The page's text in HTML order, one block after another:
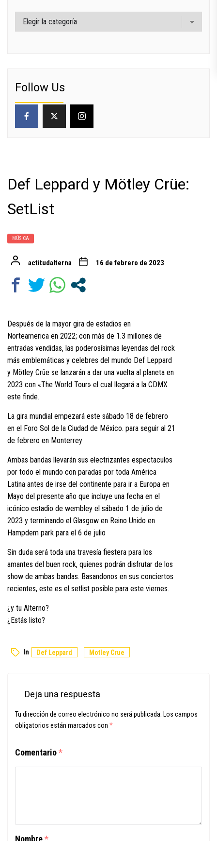
Def Leppard y Mötley Crüe:
SetList
MÚSICA
actitudalterna 16 de febrero de 2023
Después de la mayor gira de estadios en
Norteamerica en 2022; con más de 1.3 millones de
entradas vendidas, las poderosísimas leyendas del rock
más emblemáticas y celebres del mundo Def Leppard
y Mötley Crüe se lanzarán a dar una vuelta al planeta en
2023 con «The World Tour» el cual llegará a la CDMX
este finde.
La gira mundial empezará este sábado 18 de febrero
en el Foro Sol de la Ciudad de México. para seguir al 21
de febrero en Monterrey
Ambas bandas llevarán sus electrizantes espectaculos
por todo el mundo con paradas por toda América
Latina antes de irse del continente para ir a Europa en
Mayo del presente año que incluye una fecha en el
icónico estadio de wembley el sábado 1 de julio de
2023 y terminando el Glasgow en Reino Unido en
Hampdem park para el 6 de julio
Sin duda será toda una travesía fiestera para los
amantes del buen rock, quienes podrán disfrutar de los
show de ambas bandas. Basandonos en sus conciertos
recientes, este es el setlist posible para este viernes.
¿y tu Alterno?
¿Estás listo?
In Def Leppard Motley Crue
Deja una respuesta
Tu dirección de correo electrónico no será publicada. Los campos
obligatorios están marcados con *
Comentario*
Nombre*
Categorías
Follow Us